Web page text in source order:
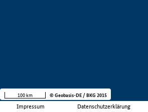
Impressum Datenschutzerklärung
100 km © Geobasis-DE / BKG 2015